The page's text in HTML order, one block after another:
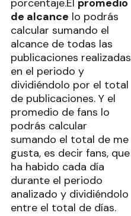
porcentaje.El promedio
de alcance lo podrás
calcular sumando el
alcance de todas las
publicaciones realizadas
en el periodo y
dividiéndolo por el total
de publicaciones. Y el
promedio de fans lo
podrás calcular
sumando el total de me
gusta, es decir fans, que
ha habido cada día
durante el periodo
analizado y dividiéndolo
entre el total de días.